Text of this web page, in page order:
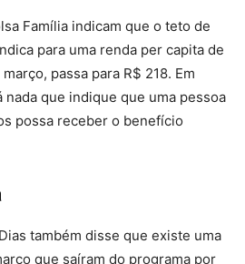
Família indicam que o teto de
para uma renda per capita de
passa para R$ 218. Em
nada que indique que uma pessoa
possa receber o benefício
também disse que existe uma
que saíram do programa por